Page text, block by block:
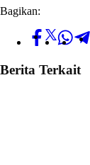
Bagikan:
Berita Terkait